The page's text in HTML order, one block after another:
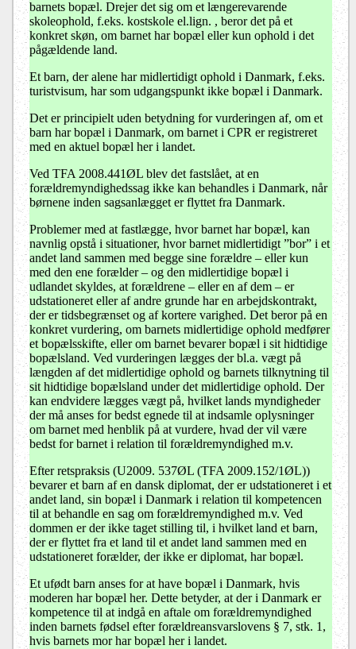
barnets bopæl. Drejer det sig om et længerevarende
skoleophold, f.eks. kostskole el.lign. , beror det på et
konkret skøn, om barnet har bopæl eller kun ophold i det
pågældende land.
Et barn, der alene har midlertidigt ophold i Danmark, f.eks.
turistvisum, har som udgangspunkt ikke bopæl i Danmark.
Det er principielt uden betydning for vurderingen af, om et
barn har bopæl i Danmark, om barnet i CPR er registreret
med en aktuel bopæl her i landet.
Ved TFA 2008.441ØL blev det fastslået, at en
forældremyndighedssag ikke kan behandles i Danmark, når
børnene inden sagsanlægget er flyttet fra Danmark.
Problemer med at fastlægge, hvor barnet har bopæl, kan
navnlig opstå i situationer, hvor barnet midlertidigt ”bor” i et
andet land sammen med begge sine forældre – eller kun
med den ene forælder – og den midlertidige bopæl i
udlandet skyldes, at forældrene – eller en af dem – er
udstationeret eller af andre grunde har en arbejdskontrakt,
der er tidsbegrænset og af kortere varighed. Det beror på en
konkret vurdering, om barnets midlertidige ophold medfører
et bopælsskifte, eller om barnet bevarer bopæl i sit hidtidige
bopælsland. Ved vurderingen lægges der bl.a. vægt på
længden af det midlertidige ophold og barnets tilknytning til
sit hidtidige bopælsland under det midlertidige ophold. Der
kan endvidere lægges vægt på, hvilket lands myndigheder
der må anses for bedst egnede til at indsamle oplysninger
om barnet med henblik på at vurdere, hvad der vil være
bedst for barnet i relation til forældremyndighed m.v.
Efter retspraksis (U2009. 537ØL (TFA 2009.152/1ØL))
bevarer et barn af en dansk diplomat, der er udstationeret i et
andet land, sin bopæl i Danmark i relation til kompetencen
til at behandle en sag om forældremyndighed m.v. Ved
dommen er der ikke taget stilling til, i hvilket land et barn,
der er flyttet fra et land til et andet land sammen med en
udstationeret forælder, der ikke er diplomat, har bopæl.
Et ufødt barn anses for at have bopæl i Danmark, hvis
moderen har bopæl her. Dette betyder, at der i Danmark er
kompetence til at indgå en aftale om forældremyndighed
inden barnets fødsel efter forældreansvarslovens § 7, stk. 1,
hvis barnets mor har bopæl her i landet.